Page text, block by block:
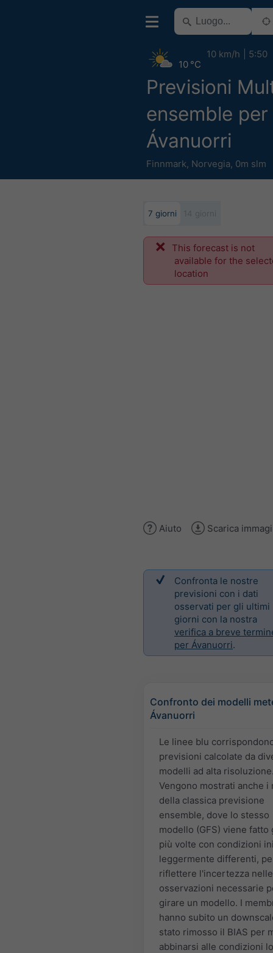
Previsioni
ensemble per
Ávanuorri
Finnmark, Norvegia, 0m slm
10 °C
10 km/h 5:50
7 giorni
This forecast is not
available for the
location
Aiuto Scarica
Confronta le nostre
previsioni con i dati
osservati per gli ultimi
giorni con la nostra
verifica a breve
per Ávanuorri.
Confronto dei modelli
Ávanuorri
Le linee blu
previsioni calcolate da
modelli ad alta
Vengono mostrati anche i
della classica previsione
ensemble, dove lo stesso
modello (GFS) viene fatto
più volte con condizioni
leggermente differenti,
riflettere l'incertezza nelle
osservazioni necessarie
girare un modello. I
hanno subito un
stato rimosso il BIAS per
abbinarsi alle condizioni